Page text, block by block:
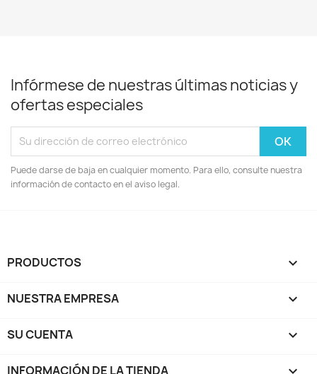
Infórmese de nuestras últimas noticias y
ofertas especiales
Puede darse de baja en cualquier momento. Para ello, consulte nuestra
información de contacto en el aviso legal.
PRODUCTOS 
NUESTRA EMPRESA 
SU CUENTA 
INFORMACIÓN DE LA TIENDA